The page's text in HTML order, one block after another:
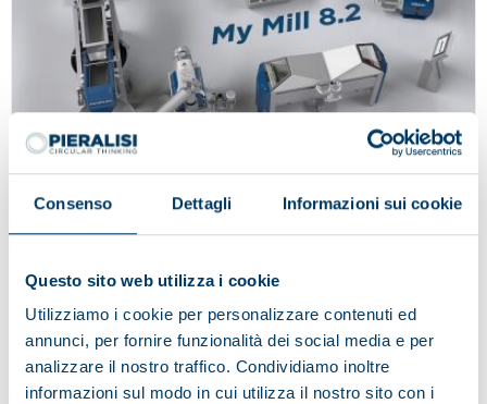
Consenso Dettagli Informazioni sui cookie
Questo sito web utilizza i cookie
Utilizziamo i cookie per personalizzare contenuti ed
annunci, per fornire funzionalità dei social media e per
analizzare il nostro traffico. Condividiamo inoltre
informazioni sul modo in cui utilizza il nostro sito con i
Back to top